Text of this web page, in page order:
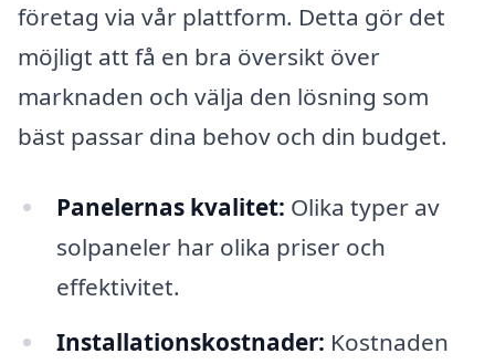
företag via vår plattform. Detta gör det
möjligt att få en bra översikt över
marknaden och välja den lösning som
bäst passar dina behov och din budget.
Panelernas kvalitet: Olika typer av
solpaneler har olika priser och
effektivitet.
Installationskostnader: Kostnaden